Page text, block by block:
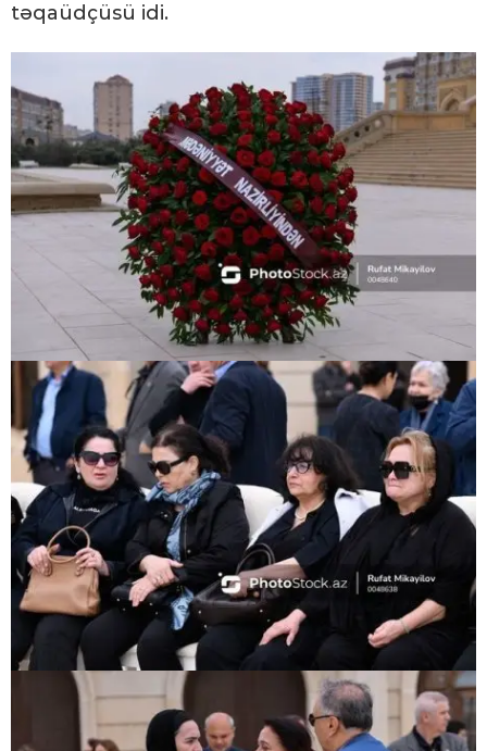
təqaüdçüsü idi.